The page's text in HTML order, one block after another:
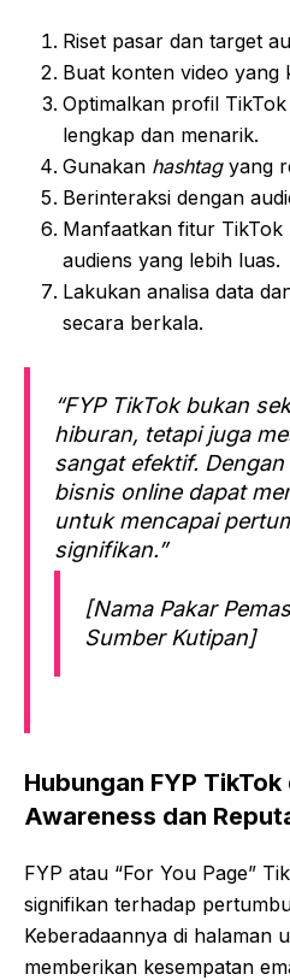
Riset pasar dan target
Buat konten video yang
Optimalkan profil
lengkap dan menarik.
Gunakan hashtagyang
Berinteraksi dengan
Manfaatkan fitur
audiens yang lebih luas.
Lakukan analisa data
secara berkala.
“FYP TikTok bukan
hiburan, tetapi juga
sangat efektif.
bisnis online dapat
untuk mencapai
signifikan.”
[Nama Pakar
Sumber Kutipan]
Hubungan FYP
Awareness dan
FYP atau “For You Page”
signifikan terhadap
Keberadaannya di halaman
memberikan kesempatan